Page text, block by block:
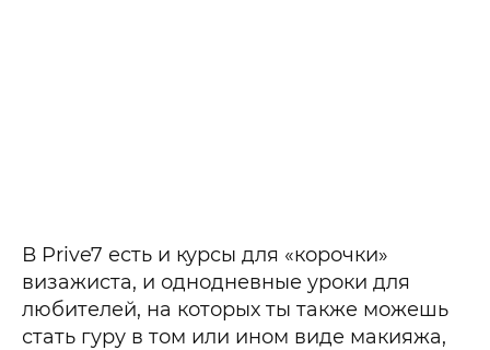
В Prive7 есть и курсы для «корочки»
визажиста, и однодневные уроки для
любителей, на которых ты также можешь
стать гуру в том или ином виде макияжа,